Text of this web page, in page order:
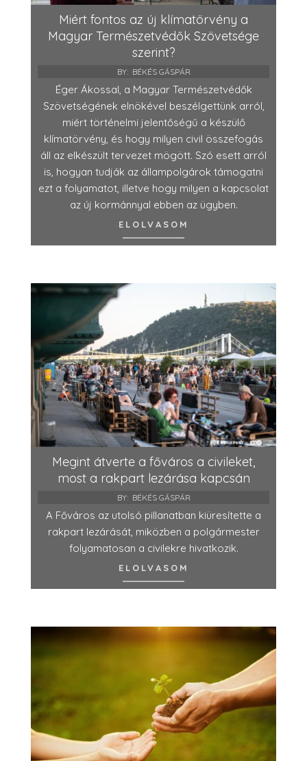
Miért fontos az új klímatörvény a
Magyar Természetvédők Szövetsége
szerint?
BY: BÉKÉS GÁSPÁR
Éger Ákossal, a Magyar Természetvédők
Szövetségének elnökével beszélgettünk arról,
miért történelmi jelentőségű a készülő
klímatörvény, és hogy milyen civil összefogás
áll az elkészült tervezet mögött. Szó esett arról
is, hogyan tudják az állampolgárok támogatni
ezt a folyamatot, illetve hogy milyen a kapcsolat
az új kormánnyal ebben az ügyben.
ELOLVASOM
Megint átverte a főváros a civileket,
most a rakpart lezárása kapcsán
BY: BÉKÉS GÁSPÁR
A Főváros az utolsó pillanatban kiüresítette a
rakpart lezárását, miközben a polgármester
folyamatosan a civilekre hivatkozik.
ELOLVASOM